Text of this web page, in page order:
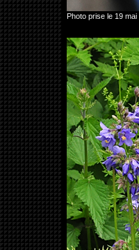
Photo prise le 19